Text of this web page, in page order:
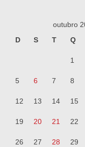
outubro
D
S T Q
1
5 6 7 8
12 13 14 15
19 20 21 22
26 27 28 29